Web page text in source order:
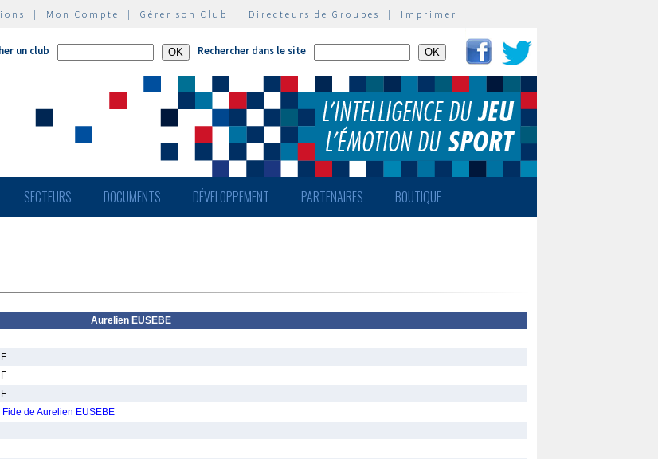
| Mon Compte | Gérer son Club | Directeurs de Groupes | Imprimer
un club Rechercher dans le site
SECTEURS DOCUMENTS DÉVELOPPEMENT PARTENAIRES BOUTIQUE
Aurelien EUSEBE
Fide de Aurelien EUSEBE